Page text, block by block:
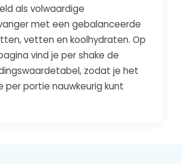
als volwaardige
met een gebalanceerde
vetten en koolhydraten. Op
vind je per shake de
zodat je het
per portie nauwkeurig kunt